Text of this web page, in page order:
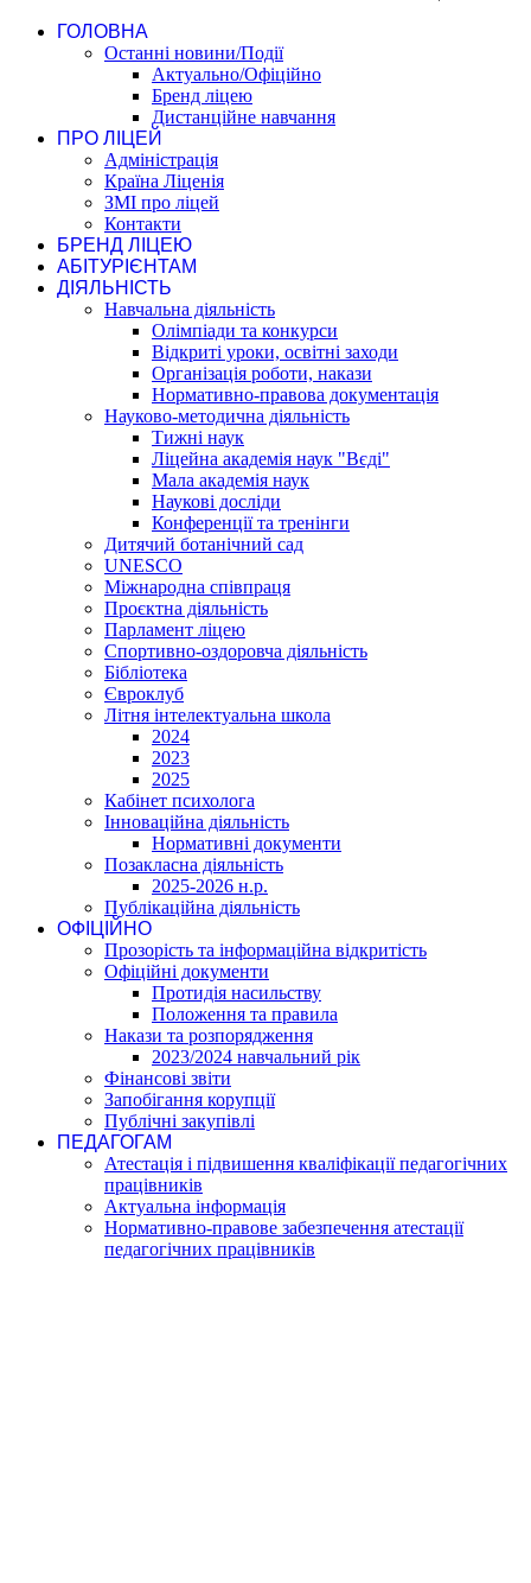
ГОЛОВНА
Останні новини/Події
Актуально/Офіційно
Бренд ліцею
Дистанційне навчання
ПРО ЛІЦЕЙ
Адміністрація
Країна Ліценія
ЗМІ про ліцей
Контакти
БРЕНД ЛІЦЕЮ
АБІТУРІЄНТАМ
ДІЯЛЬНІСТЬ
Навчальна діяльність
Олімпіади та конкурси
Відкриті уроки, освітні заходи
Організація роботи, накази
Нормативно-правова документація
Науково-методична діяльність
Тижні наук
Ліцейна академія наук "Вєді"
Мала академія наук
Наукові досліди
Конференції та тренінги
Дитячий ботанічний сад
UNESCO
Міжнародна співпраця
Проєктна діяльність
Парламент ліцею
Спортивно-оздоровча діяльність
Бібліотека
Євроклуб
Літня інтелектуальна школа
2024
2023
2025
Кабінет психолога
Інноваційна діяльність
Нормативні документи
Позакласна діяльність
2025-2026 н.р.
Публікаційна діяльність
ОФІЦІЙНО
Прозорість та інформаційна відкритість
Офіційні документи
Протидія насильству
Положення та правила
Накази та розпорядження
2023/2024 навчальний рік
Фінансові звіти
Запобігання корупції
Публічні закупівлі
ПЕДАГОГАМ
Атестація і підвишення кваліфікації педагогічних
працівників
Актуальна інформація
Нормативно-правове забезпечення атестації
педагогічних працівників